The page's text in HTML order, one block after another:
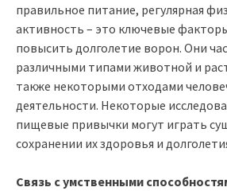
правильное питание, регулярная
активность – это ключевые
повысить долголетие ворон. Они
различными типами животной и
также некоторыми отходами
деятельности. Некоторые
пищевые привычки могут играть
сохранении их здоровья и
Связь с умственными